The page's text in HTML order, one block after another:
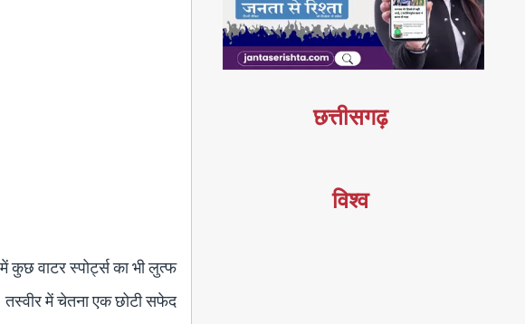
कुछ वाटर स्पोर्ट्स का भी लुत्फ
में चेतना एक छोटी सफेद
छत्तीसगढ़
विश्व